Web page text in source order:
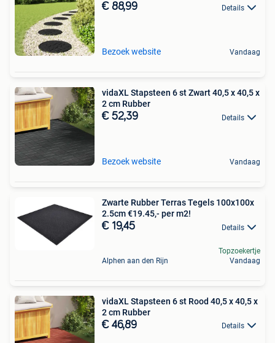
€ 88,99 Details
Bezoek website Vandaag
vidaXL Stapsteen 6 st Zwart 40,5 x 40,5 x
2 cm Rubber
€ 52,39 Details
Bezoek website Vandaag
Zwarte Rubber Terras Tegels 100x100x
2.5cm €19.45,- per m2!
€ 19,45 Details
Alphen aan den Rijn
Topzoekertje
Vandaag
vidaXL Stapsteen 6 st Rood 40,5 x 40,5 x
2 cm Rubber
€ 46,89 Details